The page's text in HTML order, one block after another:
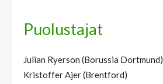
Puolustajat
Julian Ryerson (Borussia Dortmund)
Kristoffer Ajer (Brentford)